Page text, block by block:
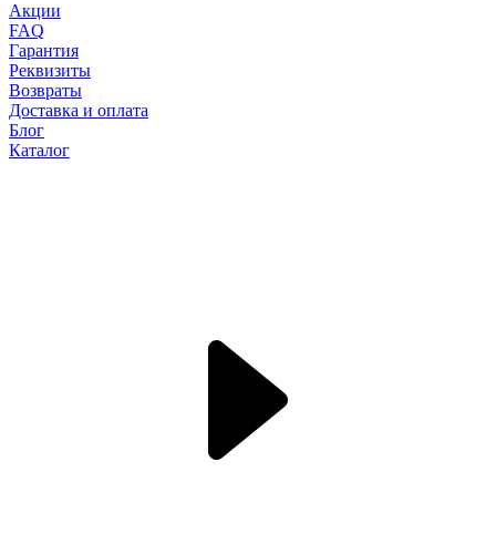
Акции
FAQ
Гарантия
Реквизиты
Возвраты
Доставка и оплата
Блог
Каталог